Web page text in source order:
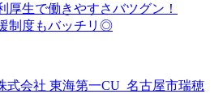
厚生で働きやすさバツグン！
制度もバッチリ◎
式会社 東海第一CU_名古屋市瑞穂